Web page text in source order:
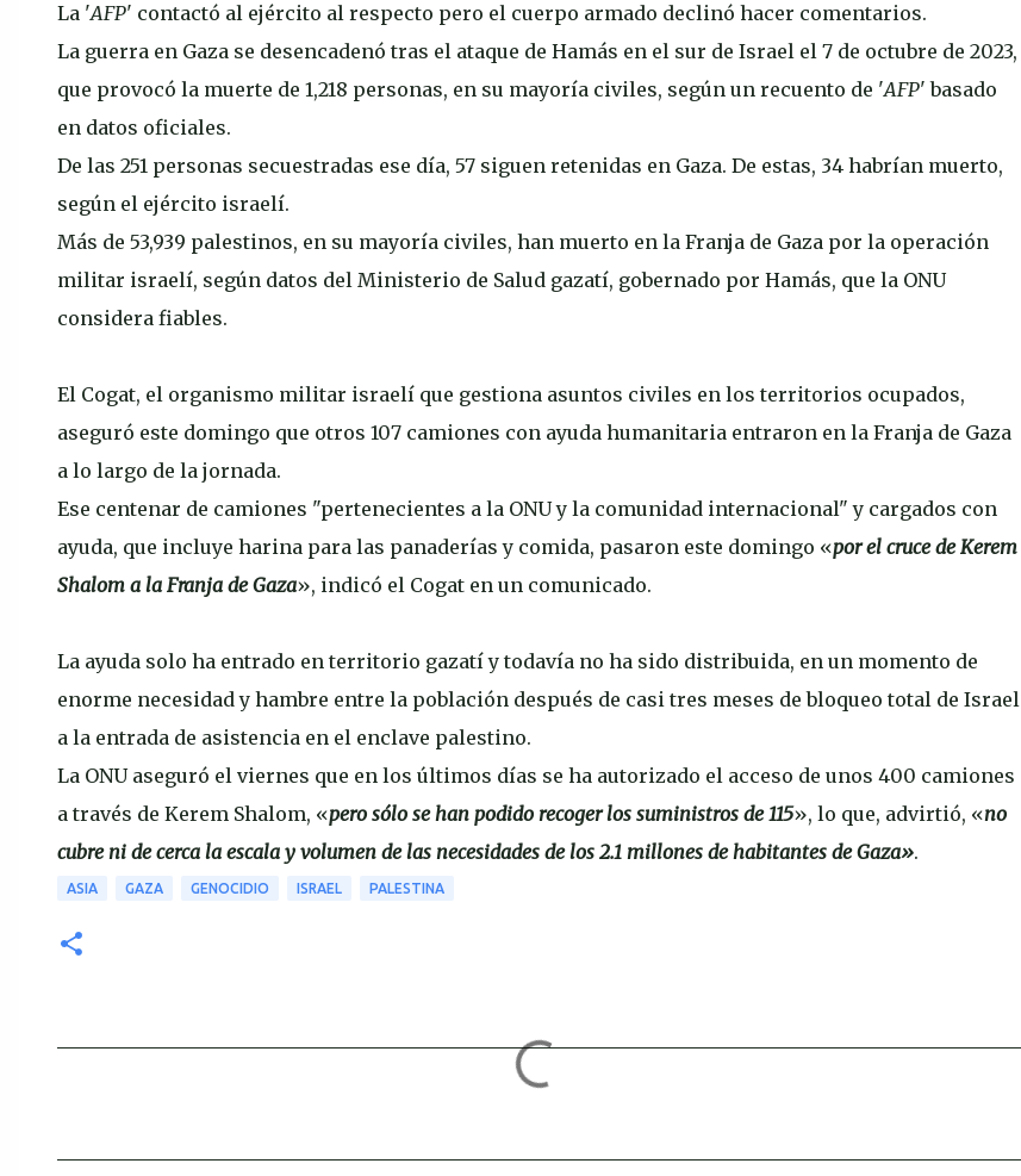
La 'AFP' contactó al ejército al respecto pero el cuerpo armado declinó hacer comentarios.
La guerra en Gaza se desencadenó tras el ataque de Hamás en el sur de Israel el 7 de octubre de 2023,
que provocó la muerte de 1,218 personas, en su mayoría civiles, según un recuento de 'AFP' basado
en datos oficiales.
De las 251 personas secuestradas ese día, 57 siguen retenidas en Gaza. De estas, 34 habrían muerto,
según el ejército israelí.
Más de 53,939 palestinos, en su mayoría civiles, han muerto en la Franja de Gaza por la operación
militar israelí, según datos del Ministerio de Salud gazatí, gobernado por Hamás, que la ONU
considera fiables.
El Cogat, el organismo militar israelí que gestiona asuntos civiles en los territorios ocupados,
aseguró este domingo que otros 107 camiones con ayuda humanitaria entraron en la Franja de Gaza
a lo largo de la jornada.
Ese centenar de camiones "pertenecientes a la ONU y la comunidad internacional" y cargados con
ayuda, que incluye harina para las panaderías y comida, pasaron este domingo «por el cruce de Kerem
Shalom a la Franja de Gaza», indicó el Cogat en un comunicado.
La ayuda solo ha entrado en territorio gazatí y todavía no ha sido distribuida, en un momento de
enorme necesidad y hambre entre la población después de casi tres meses de bloqueo total de Israel
a la entrada de asistencia en el enclave palestino.
La ONU aseguró el viernes que en los últimos días se ha autorizado el acceso de unos 400 camiones
a través de Kerem Shalom, «pero sólo se han podido recoger los suministros de 115», lo que, advirtió, «no
cubre ni de cerca la escala y volumen de las necesidades de los 2.1 millones de habitantes de Gaza».
ASIA GAZA GENOCIDIO ISRAEL PALESTINA